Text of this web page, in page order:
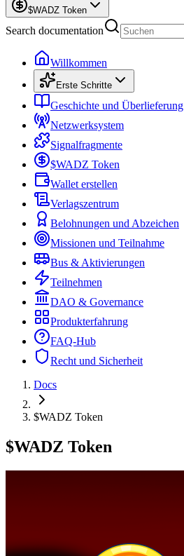
$WADZ Token
Search documentation
Willkommen
Erste Schritte
Geschichte und Überlieferung
Netzwerksystem
Signalfragmente
$WADZ Token
Wallet erstellen
Verlagszentrum
Belohnungen und Abzeichen
Missionen und Teilnahme
Bus & Aktivierungen
Teilnehmen
DAO & Governance
Produkterfahrung
FAQ-Hub
Recht und Sicherheit
Docs
$WADZ Token
$WADZ Token